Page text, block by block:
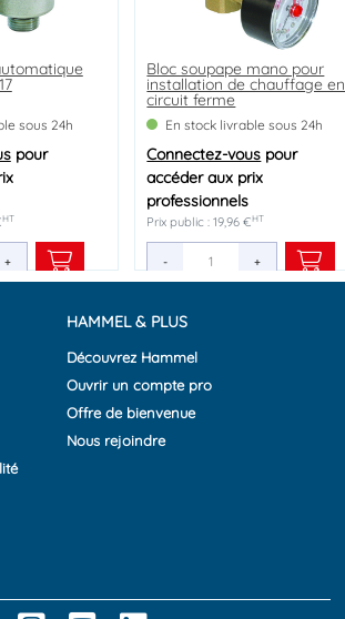
sous 24h
pour
HT
+
Bloc soupape mano pour
installation de chauffage en
circuit ferme
En stock livrable sous 24h
Connectez-vous pour
accéder aux prix
professionnels
Prix public : 19,96 €HT
- +
sous 24h
pour
HT
+
Robinet de vidange laiton
brut M15/21 à boisseau et
presse étouppe
En stock livrable sous 24h
Connectez-vous pour
accéder aux prix
professionnels
Prix public : 13,24 €HT
- +
à
liquide
sous 24h
pour
HT
+
HAMMEL & PLUS
Découvrez Hammel
Ouvrir un compte pro
Offre de bienvenue
Nous rejoindre